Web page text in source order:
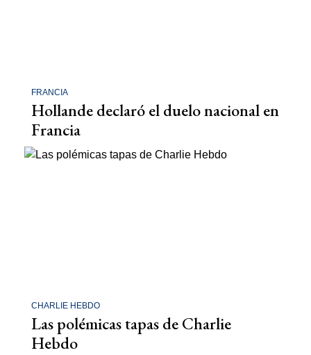
FRANCIA
Hollande declaró el duelo nacional en
Francia
CHARLIE HEBDO
Las polémicas tapas de Charlie
Hebdo